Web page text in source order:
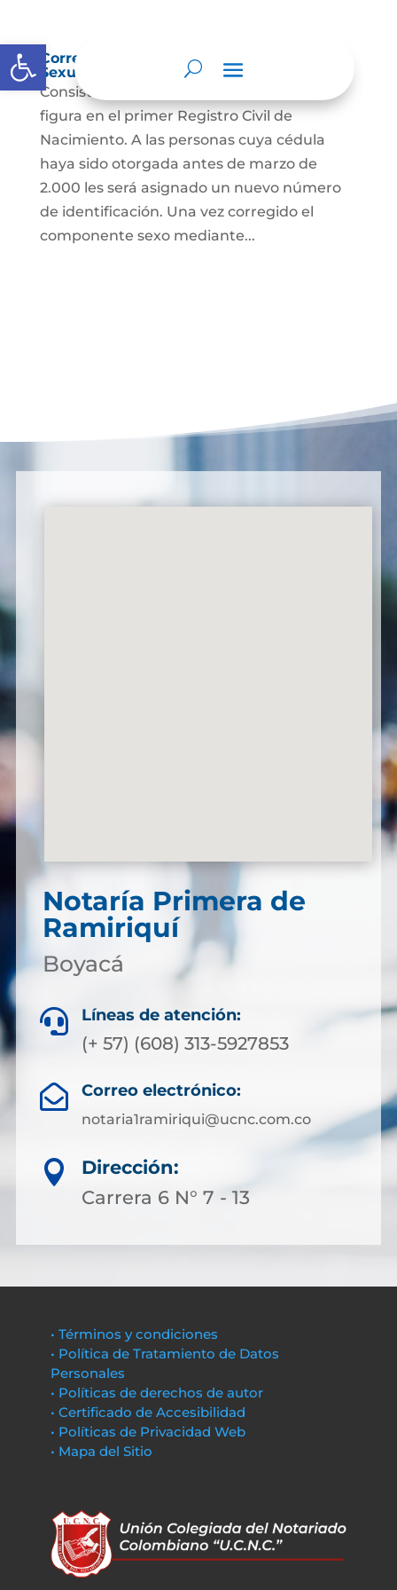
Abrir barra de herramientas
Corrección Componente de Identidad
Sexual en el Registro Civil de Nacimiento
Consiste en el cambio legal del sexo que
figura en el primer Registro Civil de
Nacimiento. A las personas cuya cédula
haya sido otorgada antes de marzo de
2.000 les será asignado un nuevo número
de identificación. Una vez corregido el
componente sexo mediante...
Notaría Primera de
Ramiriquí
Boyacá
 Líneas de atención:
(+ 57) (608) 313-5927853
 Correo electrónico:
notaria1ramiriqui@ucnc.com.co

Dirección:
Carrera 6 N° 7 - 13
• Términos y condiciones
• Política de Tratamiento de Datos
Personales
• Políticas de derechos de autor
• Certificado de Accesibilidad
• Políticas de Privacidad Web
• Mapa del Sitio